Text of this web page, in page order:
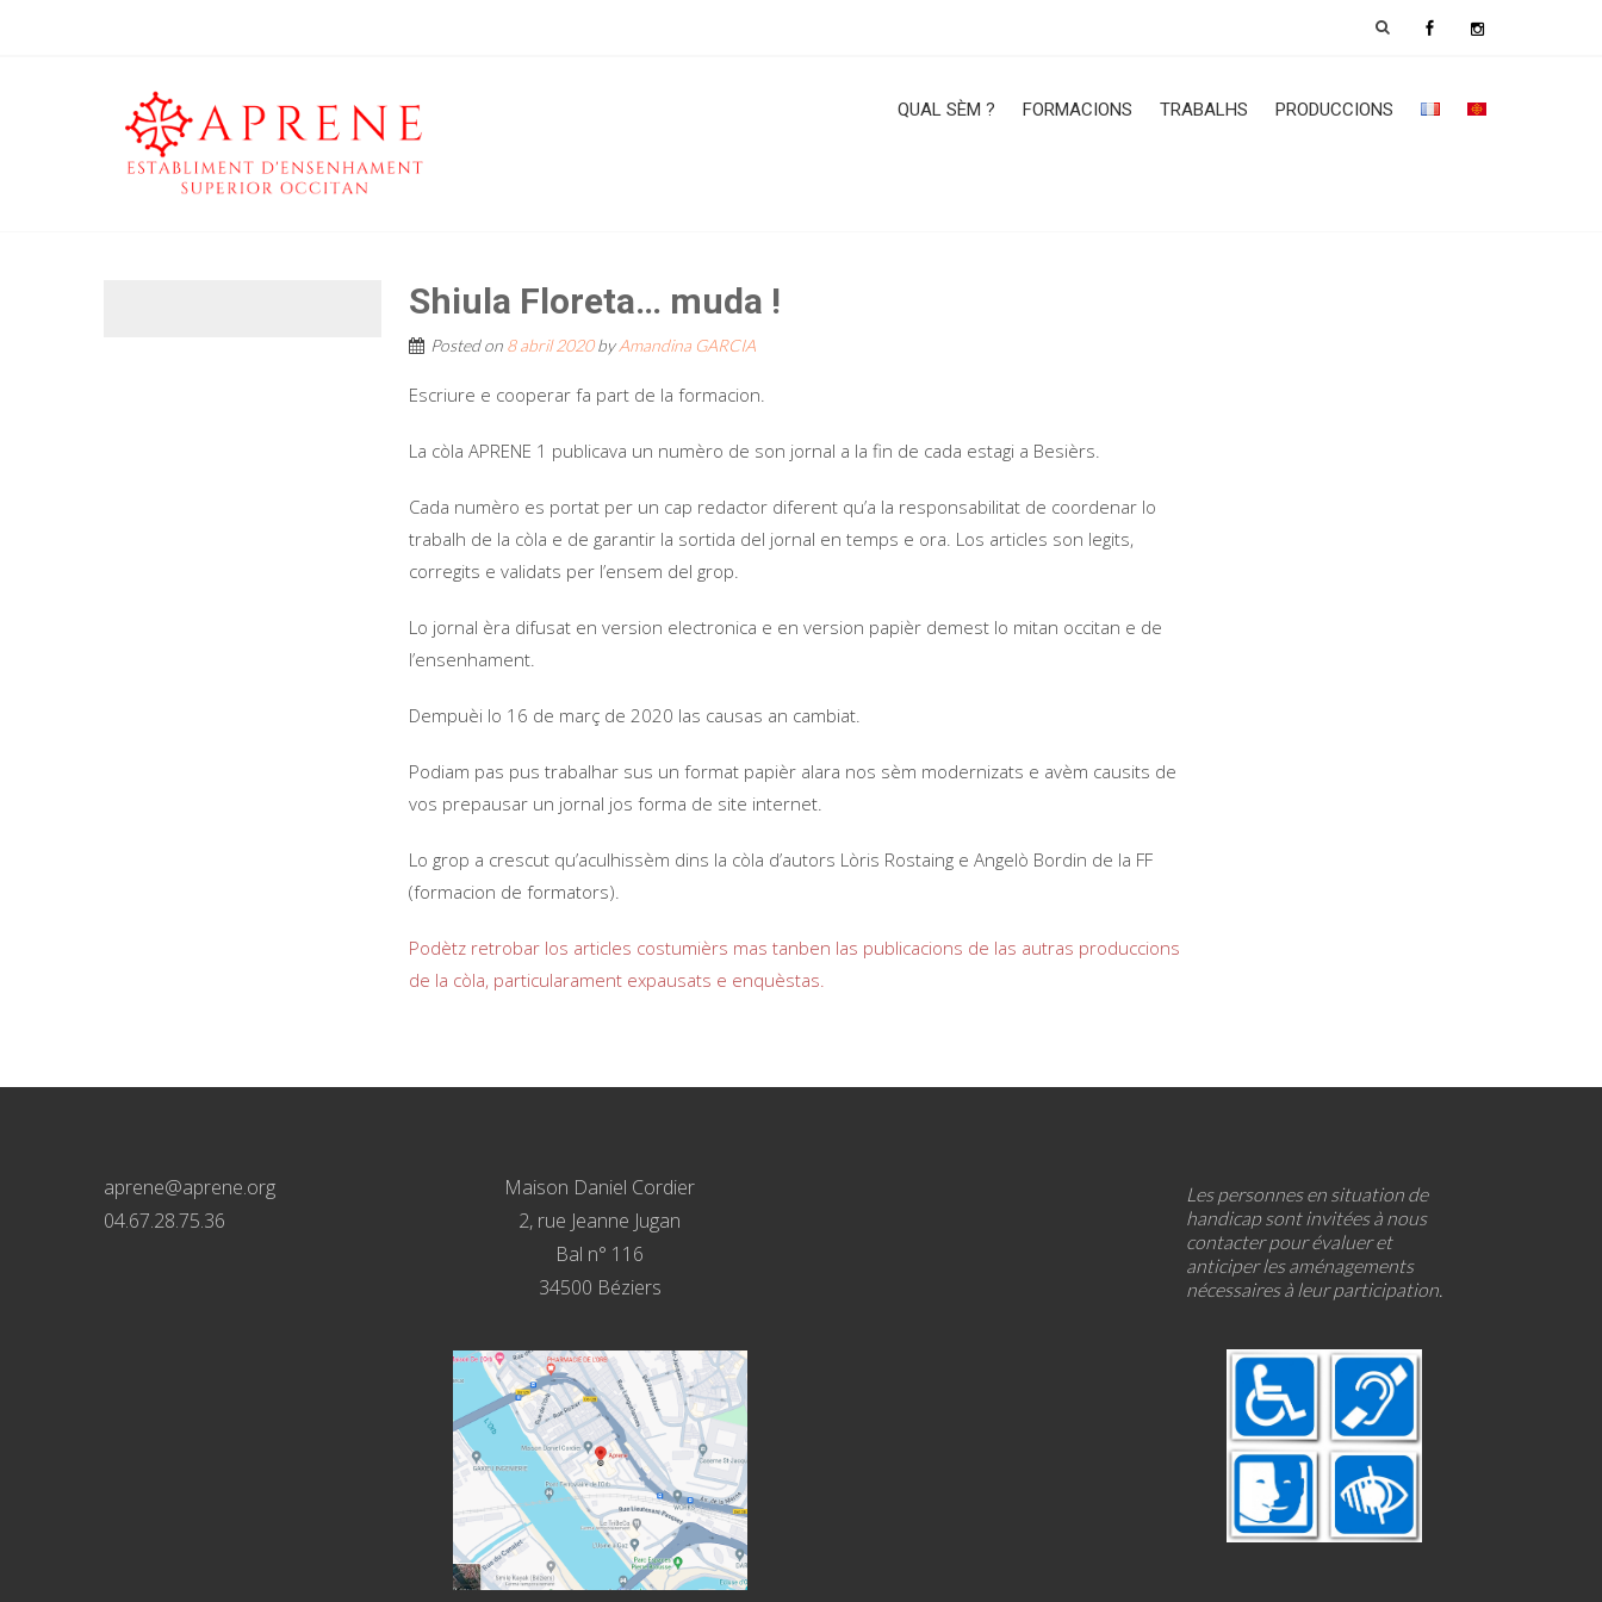
QUAL SÈM ? FORMACIONS TRABALHS PRODUCCIONS
Shiula Floreta… muda !
Posted on 8 abril 2020byAmandina GARCIA
Escriure e cooperar fa part de la formacion.
La còla APRENE 1 publicava un numèro de son jornal a la fin de cada estagi a Besièrs.
Cada numèro es portat per un cap redactor diferent qu’a la responsabilitat de coordenar lo
trabalh de la còla e de garantir la sortida del jornal en temps e ora. Los articles son legits,
corregits e validats per l’ensem del grop.
Lo jornal èra difusat en version electronica e en version papièr demest lo mitan occitan e de
l’ensenhament.
Dempuèi lo 16 de març de 2020 las causas an cambiat.
Podiam pas pus trabalhar sus un format papièr alara nos sèm modernizats e avèm causits de
vos prepausar un jornal jos forma de site internet.
Lo grop a crescut qu’aculhissèm dins la còla d’autors Lòris Rostaing e Angelò Bordin de la FF
(formacion de formators).
Podètz retrobar los articles costumièrs mas tanben las publicacions de las autras produccions
de la còla, particularament expausats e enquèstas.
aprene@aprene.org
04.67.28.75.36
Maison Daniel Cordier
2, rue Jeanne Jugan
Bal n° 116
34500 Béziers
Les personnes en situation de
handicap sont invitées à nous
contacter pour évaluer et
anticiper les aménagements
nécessaires à leur participation.